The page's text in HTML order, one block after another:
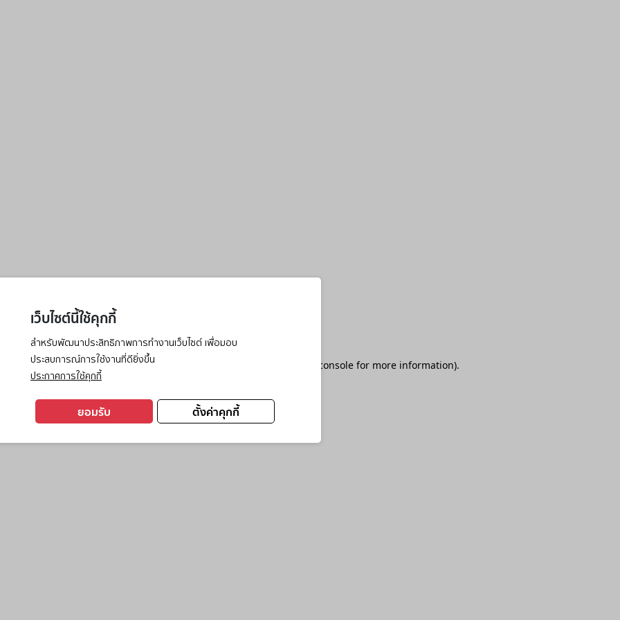
เว็บไซต์นี้ใช้คุกกี้
สำหรับพัฒนาประสิทธิภาพการทำงานเว็บไซต์ เพื่อมอบ
ประสบการณ์การใช้งานที่ดียิ่งขึ้น
ประกาศการใช้คุกกี้
ตั้งค่าคุกกี้
ยอมรับ
has occurred while loading browser console for more information).